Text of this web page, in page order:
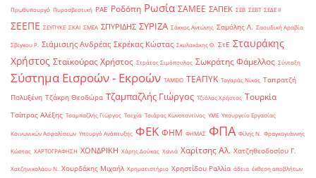
Πρωθυπουργό Πυροσβεστική ΡΑΕ Ροδόπη Ρωσία ΣΑΜΕΕ ΣΑΠΕΚ ΣΕΒ ΣΕΒΤ ΣΕΔΕ ΙΙ
ΣΕΕΠΕ ΣΕΥΠΥΚΕ ΣΚΑΙ ΣΜΕΑ ΣΠΥΡΙΔΗΣ ΣΥΡΙΖΑ Σάκκος Αντώνης Σαμόλης Λ. Σαουδική Αραβία
Σβίγκου Ρ. Σιάμισιης Ανδρέας Σκρέκας Κώστας Σκυλακάκης Θ. ΣτΕ Σταυράκης
Χρήστος Σταϊκούρας Χρήστος Στράτος Σιμόπουλος Σωκράτης Φάμελλος Σύνταξη
Σύστημα Εισροών - Εκροών ΤΑΜΕΙΟ ΤΕΑΠΥΚ Ταγαράς Νίκος Ταπρατζή
Πολυξένη Τζάκρη Θεοδώρα Τζαμπαζλής Γιώργος Τζιόλας Χρήστος Τουρκία
Τσίπρας Αλέξης Τσαμπαζλής Γιώργος Τσεχία Τσιάρας Κωνσταντίνος ΥΜΕ Υπουργείο Εργασίας
Κοινωνικών Ασφαλίσεων Υπουργό Ανάπτυξης ΦΕΚ ΦΗΜ ΦΗΜΑΣ ΦΠΑ Φίλης Ν. Φραγκογιάννης
Κώστας ΧΑΡΤΟΓΡΑΦΗΣΗ ΧΟΝΔΡΙΚΗ Χάρης Δούκας Χανιά Χαρίτσης Αλ. Χατζηθεοδοσίου Γ.
Χατζηνικολάου Ν. Χουρδάκης Μιχαήλ Χρηματιστήριο Χρηστίδου Ραλλία άδεια έκθεση αποβλήτων